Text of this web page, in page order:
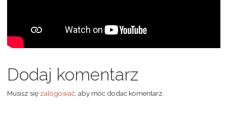
Dodaj komentarz
Musisz się zalogować, aby móc dodać komentarz.